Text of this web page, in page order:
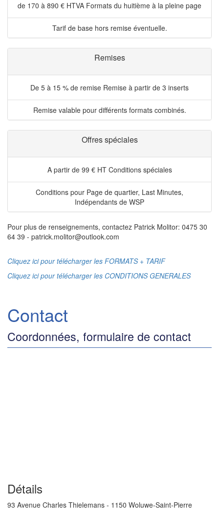
de 170 à 890 € HTVA Formats du huitième à la pleine page
Tarif de base hors remise éventuelle.
Remises
De 5 à 15 % de remise Remise à partir de 3 inserts
Remise valable pour différents formats combinés.
Offres spéciales
A partir de 99 € HT Conditions spéciales
Conditions pour Page de quartier, Last Minutes,
Indépendants de WSP
Pour plus de renseignements, contactez Patrick Molitor: 0475 30
64 39 - patrick.molitor@outlook.com
Cliquez ici pour télécharger les FORMATS + TARIF
Cliquez ici pour télécharger les CONDITIONS GENERALES
Contact
Coordonnées, formulaire de contact
Détails
93 Avenue Charles Thielemans - 1150 Woluwe-Saint-Pierre